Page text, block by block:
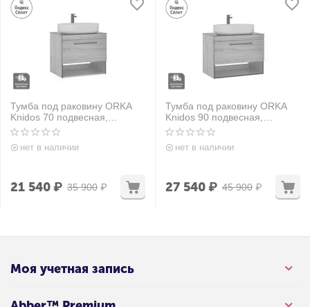
Тумба под раковину ORKA
Knidos 70 подвесная,
Legnano
нет в наличии
35 900 ₽
21 540₽
Тумба под раковину ORKA
Knidos 90 подвесная,
Legnano
нет в наличии
45 900 ₽
27 540₽
Моя учетная запись